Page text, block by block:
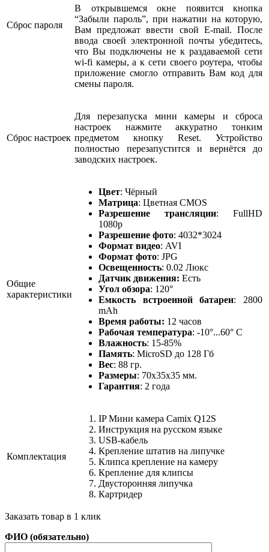
Сброс пароля
В открывшемся окне появится кнопка
“Забыли пароль”, при нажатии на которую,
Вам предложат ввести свой E-mail. После
ввода своей электронной почты убедитесь,
что Вы подключены не к раздаваемой сети
wi-fi камеры, а к сети своего роутера, чтобы
приложение смогло отправить Вам код для
смены пароля.
Сброс настроек
Для перезапуска мини камеры и сброса
настроек нажмите аккуратно тонким
предметом кнопку Reset. Устройство
полностью перезапустится и вернётся до
заводских настроек.
Общие
характеристики
Цвет: Чёрный
Матрица: Цветная CMOS
Разрешение трансляции: FullHD
1080p
Разрешение фото: 4032*3024
Формат видео: AVI
Формат фото: JPG
Освещенность: 0.02 Люкс
Датчик движения: Есть
Угол обзора: 120°
Емкость встроенной батареи: 2800
mAh
Время работы: 12 часов
Рабочая температура: -10°...60° С
Влажность: 15-85%
Память: MicroSD до 128 Гб
Вес: 88 гр.
Размеры: 70х35х35 мм.
Гарантия: 2 года
Комплектация
IP Мини камера Camix Q12S
Инструкция на русском языке
USB-кабель
Крепление штатив на липучке
Клипса крепление на камеру
Крепление для клипсы
Двусторонняя липучка
Картридер
Заказать товар в 1 клик
ФИО (обязательно)